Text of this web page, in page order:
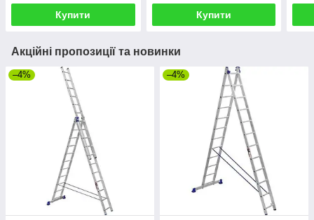
Купити Купити
Акційні пропозиції та новинки
–4% –4%